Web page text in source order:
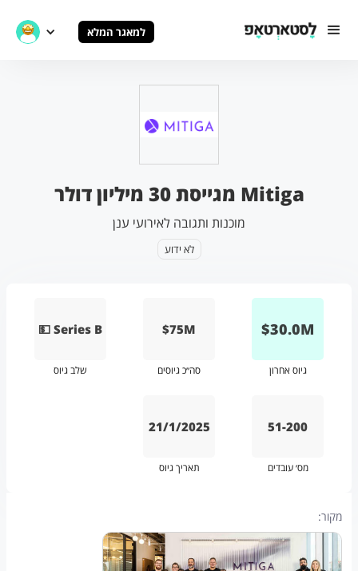
למאגר המלא
Mitiga מגייסת 30 מיליון דולר
מוכנות ותגובה לאירועי ענן
לא ידוע
M
30.0
$
גיוס אחרון
$75M
סה״כ גיוסים
💵 Series B
שלב גיוס
51-200
מס׳ עובדים
21/1/2025
תאריך גיוס
מקור: